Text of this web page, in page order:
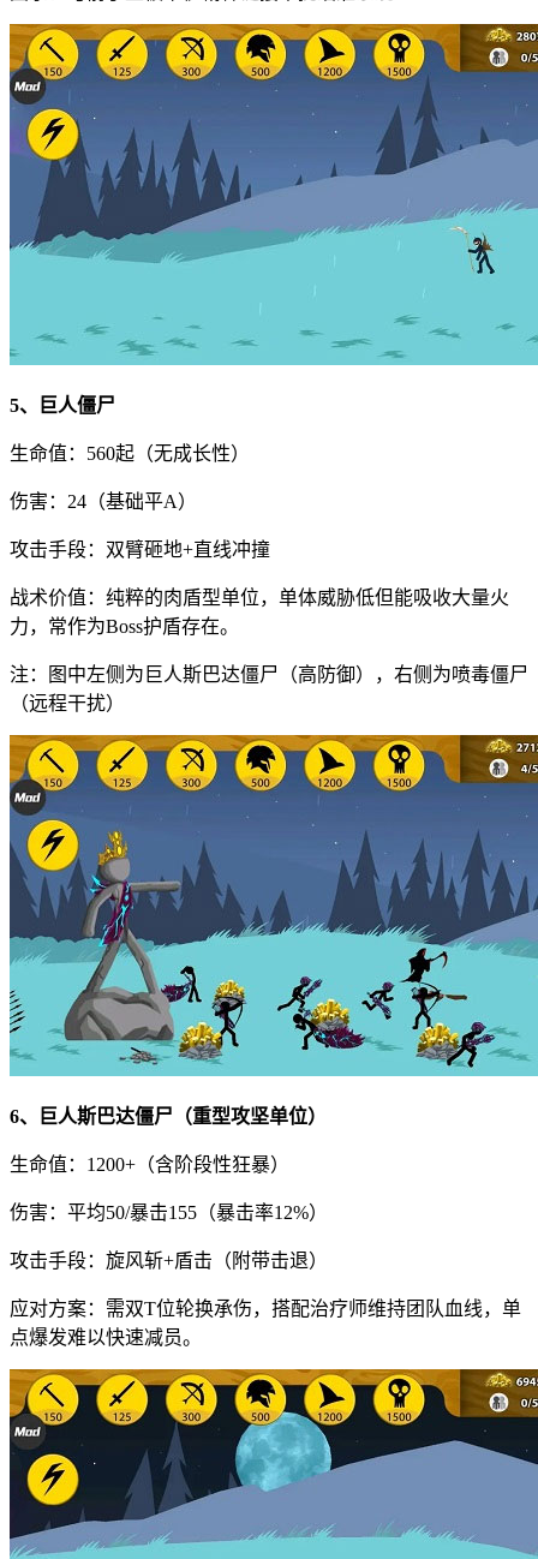
5、巨人僵尸
生命值：560起（无成长性）
伤害：24（基础平A）
攻击手段：双臂砸地+直线冲撞
战术价值：纯粹的肉盾型单位，单体威胁低但能吸收大量火
力，常作为Boss护盾存在。
注：图中左侧为巨人斯巴达僵尸（高防御），右侧为喷毒僵尸
（远程干扰）
6、巨人斯巴达僵尸（重型攻坚单位）
生命值：1200+（含阶段性狂暴）
伤害：平均50/暴击155（暴击率12%）
攻击手段：旋风斩+盾击（附带击退）
应对方案：需双T位轮换承伤，搭配治疗师维持团队血线，单
点爆发难以快速减员。